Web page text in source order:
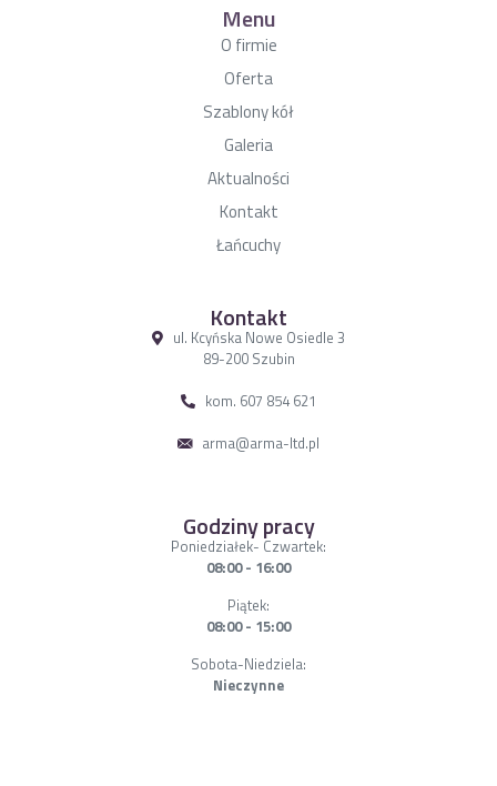
Menu
O firmie
Oferta
Szablony kół
Galeria
Aktualności
Kontakt
Łańcuchy
Kontakt
ul. Kcyńska Nowe Osiedle 3
89-200 Szubin
kom. 607 854 621
arma@arma-ltd.pl
Godziny pracy
Poniedziałek- Czwartek:
08:00 - 16:00
Piątek:
08:00 - 15:00
Sobota-Niedziela:
Nieczynne